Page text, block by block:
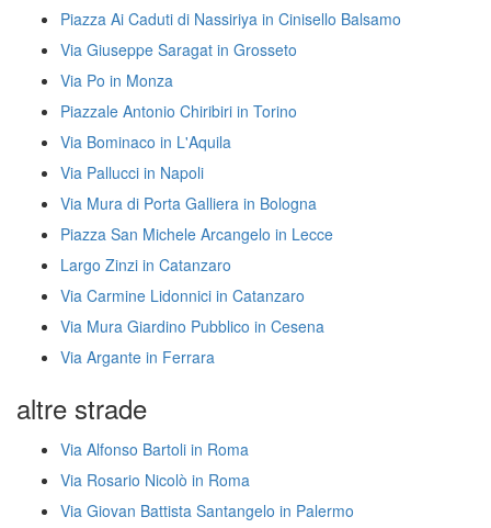
Piazza Ai Caduti di Nassiriya in Cinisello Balsamo
Via Giuseppe Saragat in Grosseto
Via Po in Monza
Piazzale Antonio Chiribiri in Torino
Via Bominaco in L'Aquila
Via Pallucci in Napoli
Via Mura di Porta Galliera in Bologna
Piazza San Michele Arcangelo in Lecce
Largo Zinzi in Catanzaro
Via Carmine Lidonnici in Catanzaro
Via Mura Giardino Pubblico in Cesena
Via Argante in Ferrara
altre strade
Via Alfonso Bartoli in Roma
Via Rosario Nicolò in Roma
Via Giovan Battista Santangelo in Palermo